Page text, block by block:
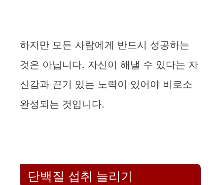
하지만 모든 사람에게 반드시 성공하는
것은 아닙니다. 자신이 해낼 수 있다는 자
신감과 끈기 있는 노력이 있어야 비로소
완성되는 것입니다.
단백질 섭취 늘리기